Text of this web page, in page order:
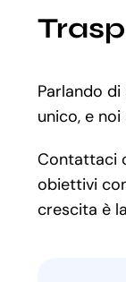
Parlando
unico, e
Contattaci
obiettivi
crescita è